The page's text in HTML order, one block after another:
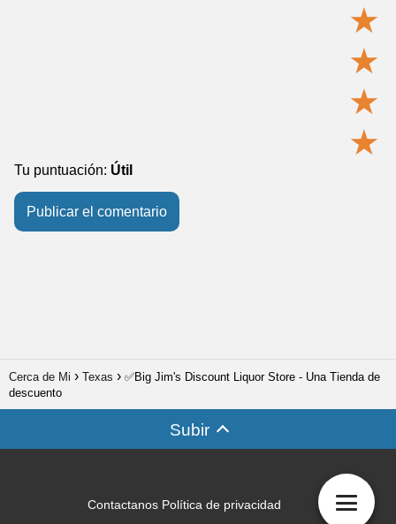
★
★
★
★
Tu puntuación: Útil
Cerca de Mi Texas
✅Big Jim's Discount Liquor Store - Una Tienda de
descuento
Subir
Contactanos Política de privacidad